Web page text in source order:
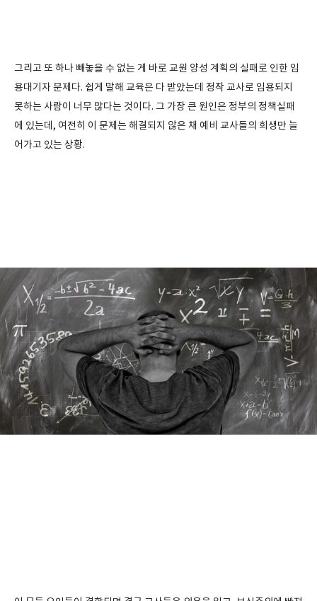
그리고 또 하나 빼놓을 수 없는 게 바로 교원 양성 계획의 실패로 인한 임
용대기자 문제다. 쉽게 말해 교육은 다 받았는데 정작 교사로 임용되지
못하는 사람이 너무 많다는 것이다. 그 가장 큰 원인은 정부의 정책실패
에 있는데, 여전히 이 문제는 해결되지 않은 채 예비 교사들의 희생만 늘
어가고 있는 상황.